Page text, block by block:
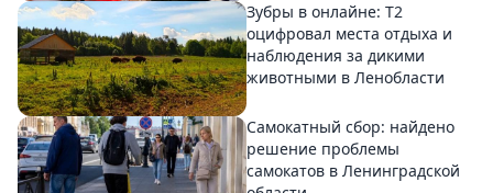
Зубры в онлайне: Т2
оцифровал места отдыха и
наблюдения за дикими
животными в Ленобласти
Самокатный сбор: найдено
решение проблемы
самокатов в Ленинградской